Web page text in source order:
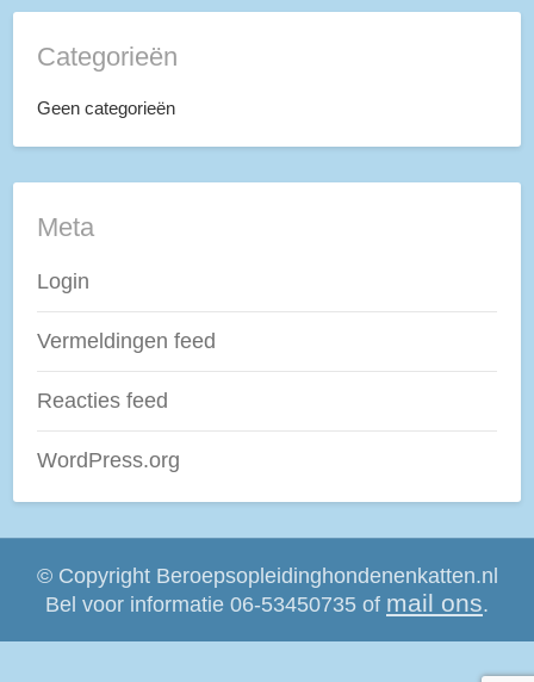
Categorieën
Geen categorieën
Meta
Login
Vermeldingen feed
Reacties feed
WordPress.org
© Copyright Beroepsopleidinghondenenkatten.nl
Bel voor informatie 06-53450735 of mail ons.